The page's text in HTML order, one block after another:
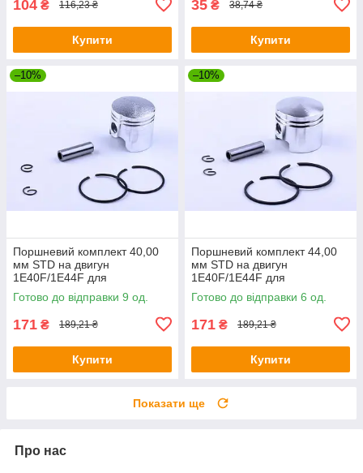
104 ₴ 116,23 ₴
Купити
35 ₴ 38,74 ₴
Купити
–10%
Поршневий комплект 40,00
мм STD на двигун
1Е40F/1E44F для
мотокультиватора, комплект:
6 одиниць
Готово до відправки 9 од.
171 ₴ 189,21 ₴
Купити
–10%
Поршневий комплект 44,00
мм STD на двигун
1Е40F/1E44F для
мотокультиватора, комплект:
6 одиниць
Готово до відправки 6 од.
171 ₴ 189,21 ₴
Купити
Показати ще
Про нас